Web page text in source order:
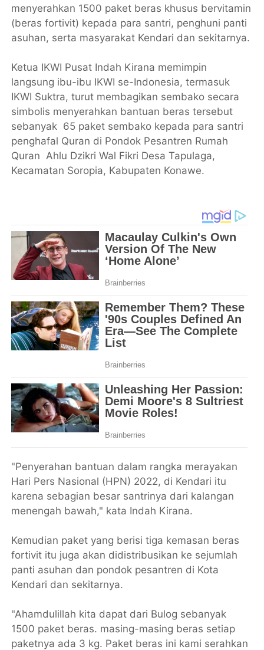
menyerahkan 1500 paket beras khusus bervitamin
(beras fortivit) kepada para santri, penghuni panti
asuhan, serta masyarakat Kendari dan sekitarnya.
Ketua IKWI Pusat Indah Kirana memimpin
langsung ibu-ibu IKWI se-Indonesia, termasuk
IKWI Suktra, turut membagikan sembako secara
simbolis menyerahkan bantuan beras tersebut
sebanyak 65 paket sembako kepada para santri
penghafal Quran di Pondok Pesantren Rumah
Quran Ahlu Dzikri Wal Fikri Desa Tapulaga,
Kecamatan Soropia, Kabupaten Konawe.
"Penyerahan bantuan dalam rangka merayakan
Hari Pers Nasional (HPN) 2022, di Kendari itu
karena sebagian besar santrinya dari kalangan
menengah bawah," kata Indah Kirana.
Kemudian paket yang berisi tiga kemasan beras
fortivit itu juga akan didistribusikan ke sejumlah
panti asuhan dan pondok pesantren di Kota
Kendari dan sekitarnya.
"Ahamdulillah kita dapat dari Bulog sebanyak
1500 paket beras. masing-masing beras setiap
paketnya ada 3 kg. Paket beras ini kami serahkan